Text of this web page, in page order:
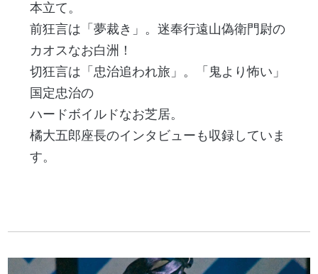
本立て。
前狂言は「夢裁き」。迷奉行遠山偽衛門尉の
カオスなお白洲！
切狂言は「忠治追われ旅」。「鬼より怖い」
国定忠治の
ハードボイルドなお芝居。
橘大五郎座長のインタビューも収録していま
す。